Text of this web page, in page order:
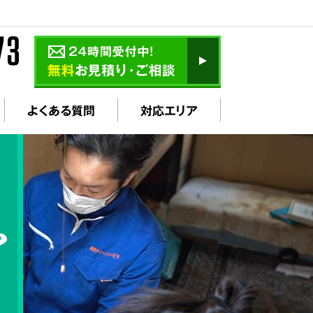
よくある質問 対応エリア